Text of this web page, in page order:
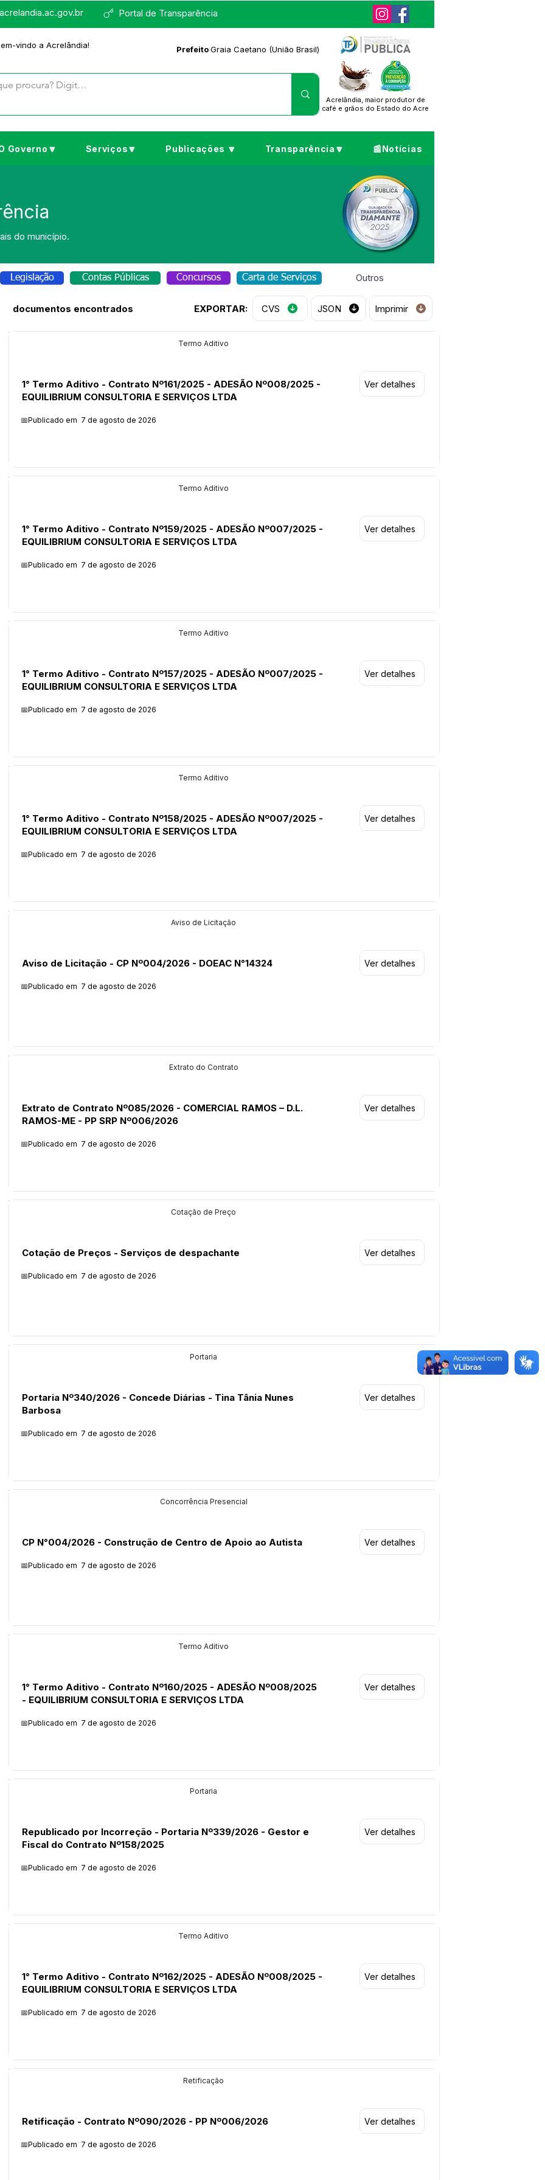
Portal de Transparência
vindo a Acrelândia! PrefeitoGraia Caetano (União Brasil)
Acrelândia, maior produtor de
café e grãos do Estado do Acre
Governo🔽 Serviços🔽 Publicações 🔽 Transparência🔽 📰Notícias
do município.
Legislação Contas Públicas Concursos Carta de Serviços Outros
documentos encontrados EXPORTAR: CVS JSON Imprimir
Termo Aditivo
1° Termo Aditivo - Contrato Nº161/2025 - ADESÃO Nº008/2025 -
EQUILIBRIUM CONSULTORIA E SERVIÇOS LTDA
📅Publicado em 7 de agosto de 2026
Ver detalhes
Termo Aditivo
1° Termo Aditivo - Contrato Nº159/2025 - ADESÃO Nº007/2025 -
EQUILIBRIUM CONSULTORIA E SERVIÇOS LTDA
📅Publicado em 7 de agosto de 2026
Ver detalhes
Termo Aditivo
1° Termo Aditivo - Contrato Nº157/2025 - ADESÃO Nº007/2025 -
EQUILIBRIUM CONSULTORIA E SERVIÇOS LTDA
📅Publicado em 7 de agosto de 2026
Ver detalhes
Termo Aditivo
1° Termo Aditivo - Contrato Nº158/2025 - ADESÃO Nº007/2025 -
EQUILIBRIUM CONSULTORIA E SERVIÇOS LTDA
📅Publicado em 7 de agosto de 2026
Ver detalhes
Aviso de Licitação
Aviso de Licitação - CP Nº004/2026 - DOEAC N°14324
📅Publicado em 7 de agosto de 2026
Ver detalhes
Extrato do Contrato
Extrato de Contrato Nº085/2026 - COMERCIAL RAMOS – D.L.
RAMOS-ME - PP SRP Nº006/2026
📅Publicado em 7 de agosto de 2026
Ver detalhes
Cotação de Preço
Cotação de Preços - Serviços de despachante
📅Publicado em 7 de agosto de 2026
Ver detalhes
Portaria
Portaria Nº340/2026 - Concede Diárias - Tina Tânia Nunes
Barbosa
📅Publicado em 7 de agosto de 2026
Ver detalhes
Concorrência Presencial
CP N°004/2026 - Construção de Centro de Apoio ao Autista
📅Publicado em 7 de agosto de 2026
Ver detalhes
Termo Aditivo
1° Termo Aditivo - Contrato Nº160/2025 - ADESÃO Nº008/2025
- EQUILIBRIUM CONSULTORIA E SERVIÇOS LTDA
📅Publicado em 7 de agosto de 2026
Ver detalhes
Portaria
Republicado por Incorreção - Portaria Nº339/2026 - Gestor e
Fiscal do Contrato Nº158/2025
📅Publicado em 7 de agosto de 2026
Ver detalhes
Termo Aditivo
1° Termo Aditivo - Contrato Nº162/2025 - ADESÃO Nº008/2025 -
EQUILIBRIUM CONSULTORIA E SERVIÇOS LTDA
📅Publicado em 7 de agosto de 2026
Ver detalhes
Retificação
Retificação - Contrato Nº090/2026 - PP Nº006/2026
📅Publicado em 7 de agosto de 2026
Ver detalhes